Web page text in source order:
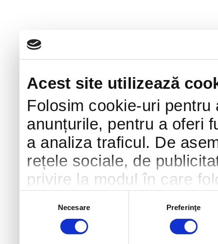
Acest site utilizează
Folosim cookie-uri
anunțurile, pentru a oferi
a analiza traficul. De
rețele sociale, de
privire la modul în care
urma folosirii serviciilor
continuați să utilizați
consimțământului
Necesare Preferinţe